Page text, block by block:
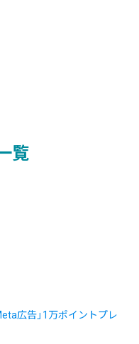
覧